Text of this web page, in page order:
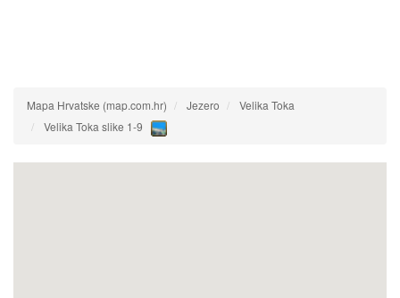
Mapa Hrvatske (map.com.hr) Jezero
Velika Toka
Velika Toka slike 1-9